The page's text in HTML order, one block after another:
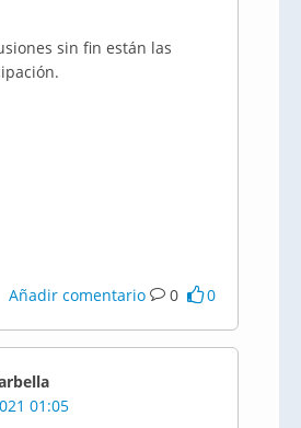
sin fin están las
Añadir comentario 0 0
01:05